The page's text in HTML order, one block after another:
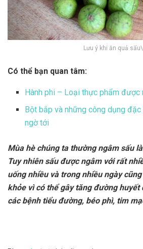
Lưu ý khi ăn quả sấu\
Có thể bạn quan tâm:
Hành phi – Loại thực phẩm được
Bột bắp và những công dụng
ngờ tới
Mùa hè chúng ta thường ngâm sấu
Tuy nhiên sấu được ngâm với rất
uống nhiều và trong nhiều ngày
khỏe vì có thể gây tăng đường huyết
các bệnh tiểu đường, béo phì, tim